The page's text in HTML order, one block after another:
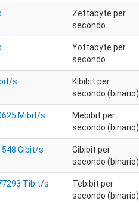
Zettabyte per
secondo
Yottabyte per
secondo
s
Kibibit per
secondo (binario)
Mibit/s
Mebibit per
secondo (binario)
Gibit/s
Gibibit per
secondo (binario)
Tibit/s
Tebibit per
secondo (binario)